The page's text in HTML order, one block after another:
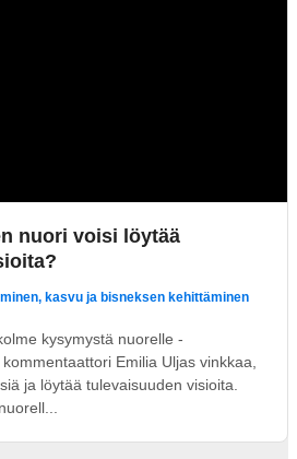
nuori voisi löytää
kasvu ja bisneksen kehittäminen
kysymystä nuorelle -
Emilia Uljas vinkkaa,
ja löytää tulevaisuuden visioita.